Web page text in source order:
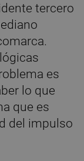
tercero
es
lo que
que es
del impulso